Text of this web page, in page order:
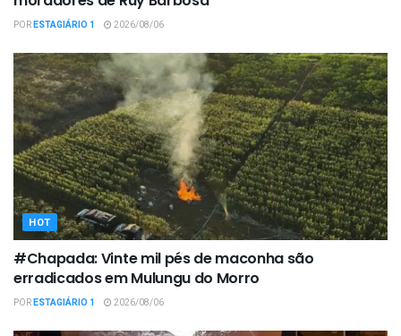
PORESTAGIÁRIO 1 2026/08/06
HOT
#Chapada: Vinte mil pés de maconha são
erradicados em Mulungu do Morro
PORESTAGIÁRIO 1 2026/08/06